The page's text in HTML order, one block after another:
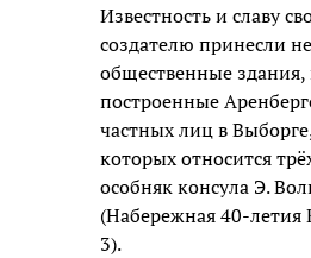
Известность и славу
создателю принесли
общественные
построенные
частных лиц в
которых относится
особняк консула Э.
(Набережная 40-летия
3).